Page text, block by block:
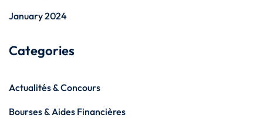
January 2024
Categories
Actualités & Concours
Bourses & Aides Financières